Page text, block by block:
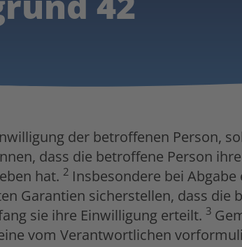
der betroffenen Person,
dass die betroffene Person
hat. 2 Insbesondere bei
Garantien sicherstellen, dass die
sie ihre Einwilligung erteilt. 3
vom Verantwortlichen